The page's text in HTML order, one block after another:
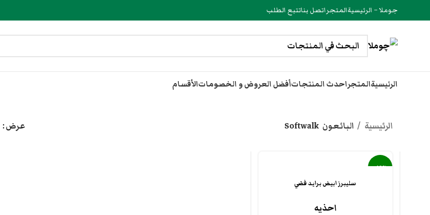
جوملا – الرئيسيةالمتجراتصل بناتتبع الطلب
الرئيسيةالمتجراحدث المنتجاتأفضل العروض و الخصوماتالأقسام
الرئيسية البائعون Softwalk عرض
-40%
سليبرز ابيض برايد فضي
احذيه